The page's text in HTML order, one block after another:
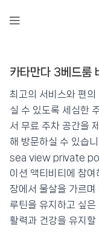
카타만다 3베
라 E5
📍 푸켓 ★★★★
💰 최저가 확인 ·
카타만다 3베드룸
최고의 서비스와 편
실 수 있도록 세심한
서 무료 주차 공간을
해 방문하실 수 있습
sea view private
이션 액티비티에 참
장에서 물살을 가르
루틴을 유지하고 싶은
활력과 건강을 유지할